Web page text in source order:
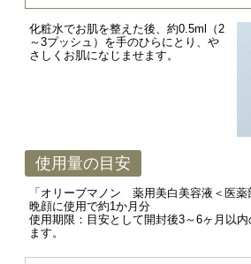
化粧水でお肌を整えた後、約0.5ml（2
～3プッシュ）を手のひらにとり、や
さしくお肌になじませます。
使用量の目安
「オリーブマノン 薬用美白美容液＜医薬
晩顔に使用で約1か月分
使用期限：目安として開封後3～6ヶ月以
ます。